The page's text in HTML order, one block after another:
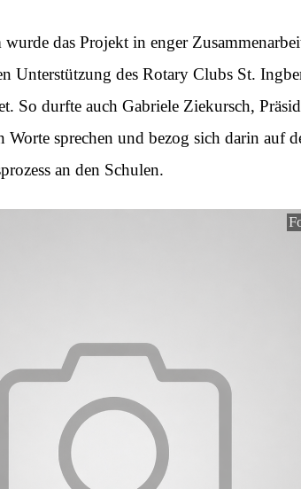
das Projekt in enger
Unterstützung des Rotary Clubs St.
So durfte auch Gabriele Ziekursch,
sprechen und bezog sich darin auf
an den Schulen.